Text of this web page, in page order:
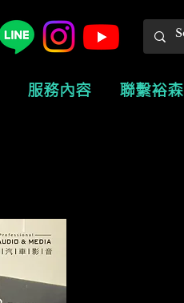
服務內容 聯繫裕森